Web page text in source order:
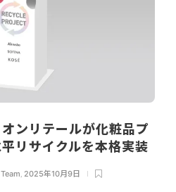
ンリテールが化粧品プ
リサイクルを本格実装
2025年10月9日